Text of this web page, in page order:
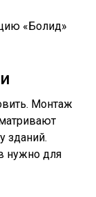
«Болид»
Монтаж
зданий.
нужно для